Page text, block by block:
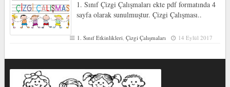
1. Sınıf Çizgi Çalışmaları ekte pdf formatında 4
sayfa olarak sunulmuştur. Çizgi Çalışması..
1. Sınıf Etkinlikleri,Çizgi Çalışmaları 14 Eylül 2017